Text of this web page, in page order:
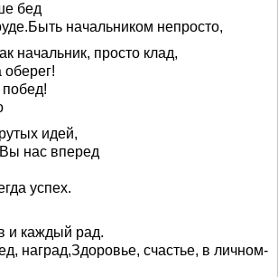
бед
начальником непросто,
начальник, просто клад,
идей,
нас вперед
успех.
и каждый рад.
наград,Здоровье, счастье, в личном-